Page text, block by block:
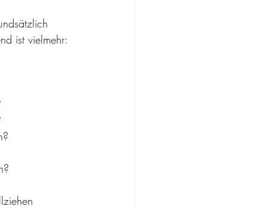
ist vielmehr: